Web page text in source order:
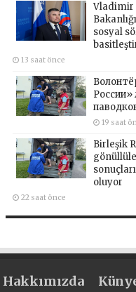
Vladimir
sosyal
13 saat önce
19 saat
Birleşik
oluyor
22 saat önce
Hakkımızda